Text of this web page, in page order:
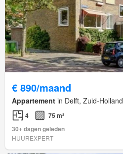
€ 890/maand
Appartement in Delft, Zuid-Holland
4
75 m²
30+ dagen geleden
HUUREXPERT